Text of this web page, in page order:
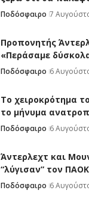
Ποδόσφαιρο 7
Προπονητής
«Περάσαμε
Ποδόσφαιρο 6
Το χειροκρότημα
το μήνυμα
Ποδόσφαιρο 6
Άντερλεχτ και
“λύγισαν” τον ΠΑΟΚ
Ποδόσφαιρο 6